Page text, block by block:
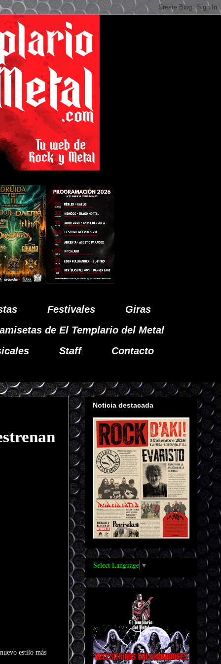
Festivales
Giras
de El Templario del Metal
Staff Contacto
estilo más
Noticia destacada
Select Language ▼